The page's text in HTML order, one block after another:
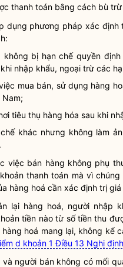
thanh toán bằng cách bù trừ
dụng phương pháp xác định
không bị hạn chếquyền
nhập khẩu, ngoại trừ các
mua bán, sử dụng hàng
Nam;
tiêu thụ hàng hóa sau khi
khác nhưng không làm
.
việc bán hàng không phụ
thanh toán mà vì
hàng hoá cần xác định trị giá
lại hàng hoá, người nhập
tiền nào từ số tiền thu
hàng hoá mang lại, không kể
d khoản 1 Điều 13 Nghị
người bán không có mối